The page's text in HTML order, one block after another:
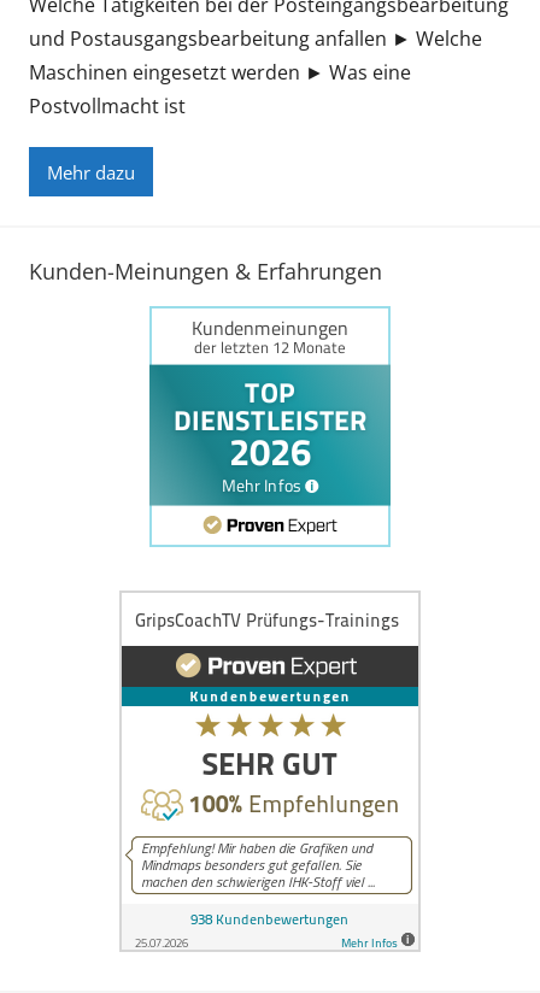
und Postausgangsbearbeitung anfallen ► Welche
Maschinen eingesetzt werden ► Was eine
Postvollmacht ist
Mehr dazu
Kunden-Meinungen & Erfahrungen